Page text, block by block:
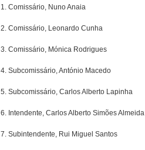
1. Comissário, Nuno Anaia
2. Comissário, Leonardo Cunha
3. Comissário, Mónica Rodrigues
4. Subcomissário, António Macedo
5. Subcomissário, Carlos Alberto Lapinha
6. Intendente, Carlos Alberto Simões Almeida
7. Subintendente, Rui Miguel Santos